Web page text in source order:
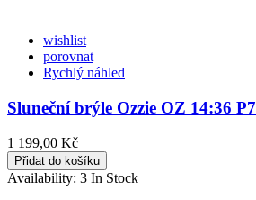
wishlist
porovnat
Rychlý náhled
Sluneční brýle Ozzie OZ 14:36 P7
1 199,00 Kč
Přidat do košíku
Availability: 3 In Stock